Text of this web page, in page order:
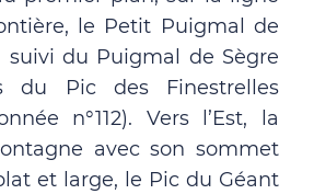
le Petit Puigmal de
suivi du Puigmal de Sègre
du Pic des Finestrelles
n°112). Vers l’Est, la
avec son sommet
et large, le Pic du Géant